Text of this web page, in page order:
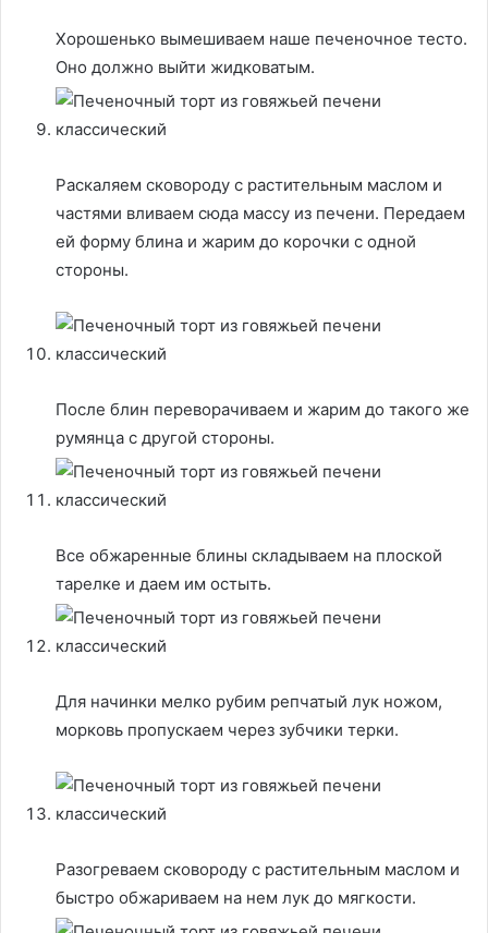
Хорошенько вымешиваем наше печеночное тесто.
Оно должно выйти жидковатым.
Раскаляем сковороду с растительным маслом и
частями вливаем сюда массу из печени. Передаем
ей форму блина и жарим до корочки с одной
стороны.
После блин переворачиваем и жарим до такого же
румянца с другой стороны.
Все обжаренные блины складываем на плоской
тарелке и даем им остыть.
Для начинки мелко рубим репчатый лук ножом,
морковь пропускаем через зубчики терки.
Разогреваем сковороду с растительным маслом и
быстро обжариваем на нем лук до мягкости.